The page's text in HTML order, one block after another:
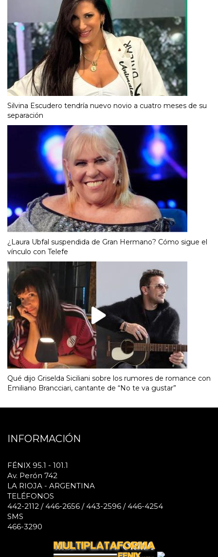
Silvina Escudero tendría nuevo novio a cuatro meses de su
separación
¿Laura Ubfal suspendida de Gran Hermano? Cómo sigue el
vínculo con Telefe
Qué dijo Griselda Siciliani sobre los rumores de romance con
Emiliano Brancciari, cantante de “No te va gustar”
INFORMACIÓN
FÉNIX 95.1 - 101.1
Av. Perón 742
LA RIOJA - ARGENTINA
TELÉFONOS
442-2112 / 446-2656 / 443-2596 / 446-4254
SMS
466-3290